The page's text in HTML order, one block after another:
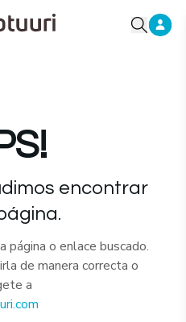
encontrar
página o enlace buscado.
de manera correcta o
a